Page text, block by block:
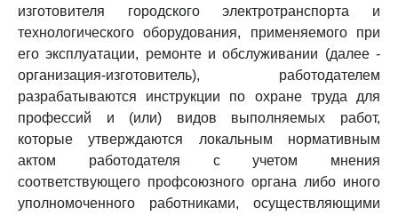
изготовителя городского электротранспорта и
технологического оборудования, применяемого при
его эксплуатации, ремонте и обслуживании (далее -
организация-изготовитель), работодателем
разрабатываются инструкции по охране труда для
профессий и (или) видов выполняемых работ,
которые утверждаются локальным нормативным
актом работодателя с учетом мнения
соответствующего профсоюзного органа либо иного
уполномоченного работниками, осуществляющими